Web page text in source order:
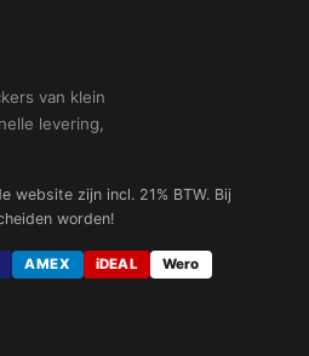
van klein
levering,
website zijn incl. 21% BTW. Bij
worden!
AMEX iDEAL
Wero